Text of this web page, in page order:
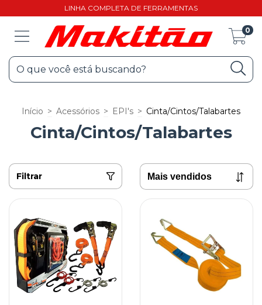
LINHA COMPLETA DE FERRAMENTAS
0
Início > Acessórios > EPI's > Cinta/Cintos/Talabartes
Cinta/Cintos/Talabartes
Filtrar